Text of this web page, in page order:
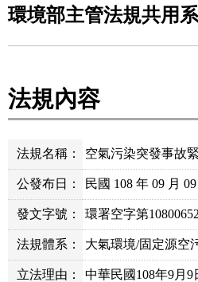
環境部主管法規共用
法規內容
法規名稱： 空氣污染突發事故
公發布日： 民國 108 年 09 月 09
發文字號： 環署空字第
法規體系： 大氣環境/固定源空
立法理由： 中華民國108年9月